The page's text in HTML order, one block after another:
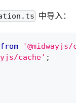
中导入：
from
cache' ;